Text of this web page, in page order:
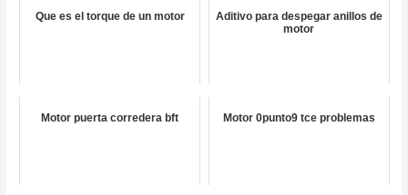
Que es el torque de un motor
Aditivo para despegar anillos de
motor
Motor puerta corredera bft Motor 0punto9 tce problemas